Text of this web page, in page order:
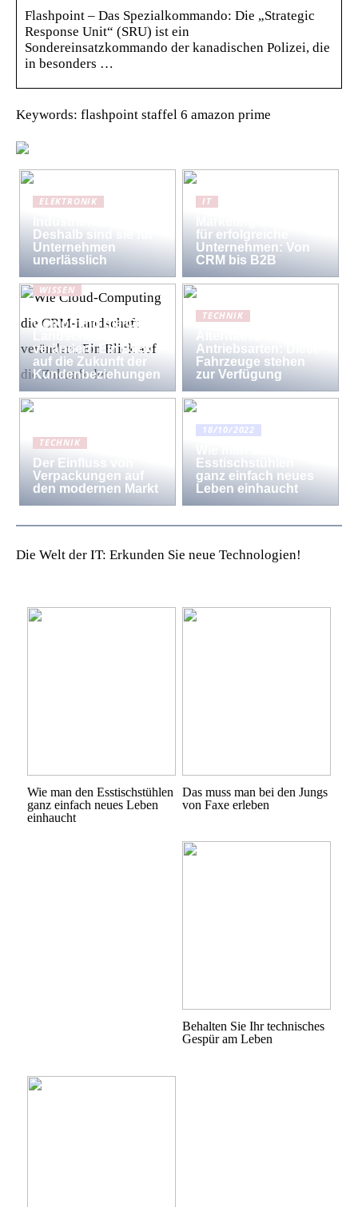
Flashpoint – Das Spezialkommando: Die „Strategic
Response Unit“ (SRU) ist ein
Sondereinsatzkommando der kanadischen Polizei, die
in besonders …
Keywords: flashpoint staffel 6 amazon prime
ELEKTRONIK
Deshalb sind sie für
Unternehmen
unerlässlich
IT
für erfolgreiche
Unternehmen: Von
CRM bis B2B
WISSEN
Computing die CRM-
verändert: Ein Blick
auf die Zukunft der
Kundenbeziehungen
TECHNIK
Antriebsarten: Diese
Fahrzeuge stehen
zur Verfügung
TECHNIK
Der Einfluss von
Verpackungen auf
den modernen Markt
18/10/2022
Esstischstühlen
ganz einfach neues
Leben einhaucht
Die Welt der IT: Erkunden Sie neue Technologien!
Wie man den Esstischstühlen
ganz einfach neues Leben
einhaucht
Das muss man bei den Jungs
von Faxe erleben
Behalten Sie Ihr technisches
Gespür am Leben